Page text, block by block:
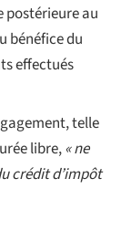
postérieure au
bénéfice du
effectués
telle
libre,« ne
crédit d’impôt